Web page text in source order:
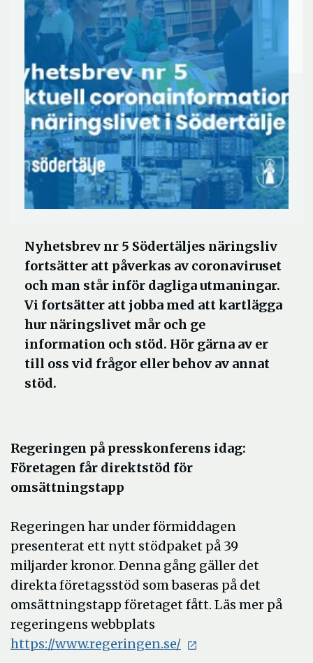
Nyhetsbrev nr 5 Södertäljes näringsliv
fortsätter att påverkas av coronaviruset
och man står inför dagliga utmaningar.
Vi fortsätter att jobba med att kartlägga
hur näringslivet mår och ge
information och stöd. Hör gärna av er
till oss vid frågor eller behov av annat
stöd.
Regeringen på presskonferens idag:
Företagen får direktstöd för
omsättningstapp
Regeringen har under förmiddagen
presenterat ett nytt stödpaket på 39
miljarder kronor. Denna gång gäller det
direkta företagsstöd som baseras på det
omsättningstapp företaget fått. Läs mer på
regeringens webbplats
https://www.regeringen.se/